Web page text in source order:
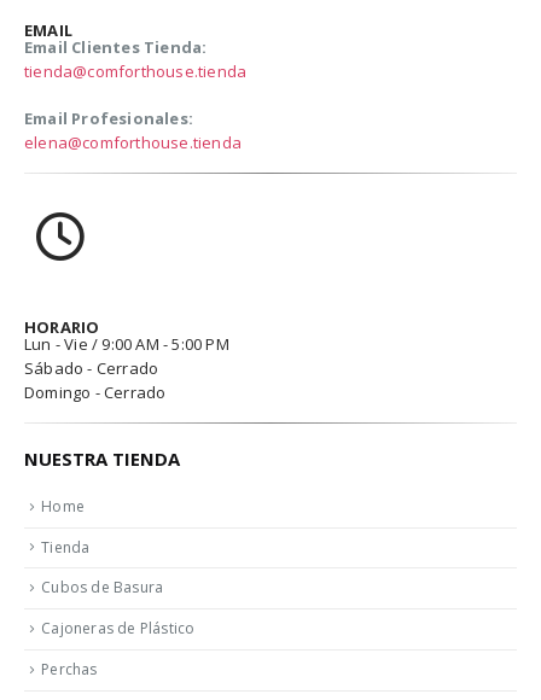
EMAIL
Email Clientes Tienda:
tienda@comforthouse.tienda
Email Profesionales:
elena@comforthouse.tienda
HORARIO
Lun - Vie / 9:00 AM - 5:00 PM
Sábado - Cerrado
Domingo - Cerrado
NUESTRA TIENDA
Home
Tienda
Cubos de Basura
Cajoneras de Plástico
Perchas